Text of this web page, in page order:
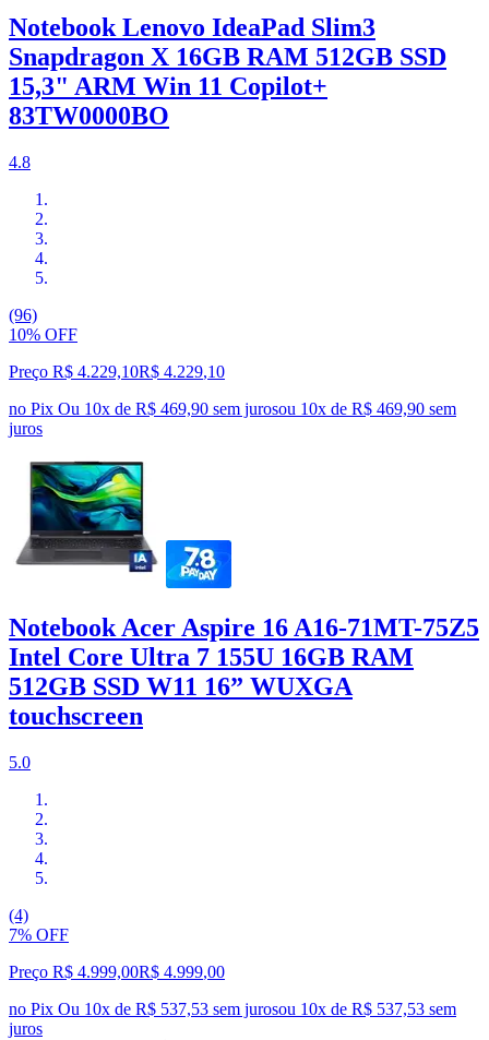
Notebook Lenovo IdeaPad Slim3
Snapdragon X 16GB RAM 512GB SSD
15,3" ARM Win 11 Copilot+
83TW0000BO
4.8
(96)
10% OFF
Preço R$ 4.229,10R$ 4.229,10
no Pix Ou 10x de R$ 469,90 sem jurosou 10x de R$ 469,90 sem
juros
Notebook Acer Aspire 16 A16-71MT-75Z5
Intel Core Ultra 7 155U 16GB RAM
512GB SSD W11 16” WUXGA
touchscreen
5.0
(4)
7% OFF
Preço R$ 4.999,00R$ 4.999,00
no Pix Ou 10x de R$ 537,53 sem jurosou 10x de R$ 537,53 sem
juros